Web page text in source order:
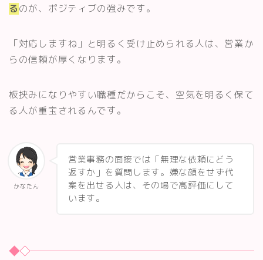
るのが、ポジティブの強みです。
「対応しますね」と明るく受け止められる人は、営業か
らの信頼が厚くなります。
板挟みになりやすい職種だからこそ、空気を明るく保て
る人が重宝されるんです。
かなたん
営業事務の面接では「無理な依頼にどう
返すか」を質問します。嫌な顔をせず代
案を出せる人は、その場で高評価にして
います。